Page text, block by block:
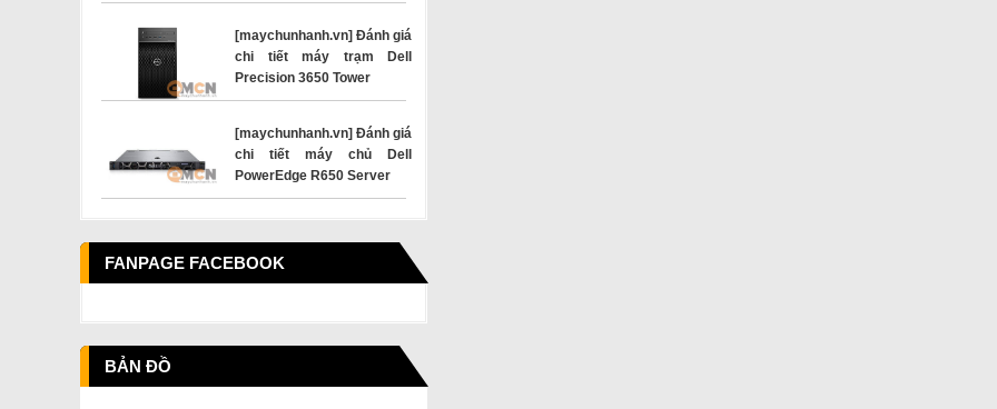
[maychunhanh.vn] Đánh giá
chi tiết máy trạm Dell
Precision 3650 Tower
[maychunhanh.vn] Đánh giá
chi tiết máy chủ Dell
PowerEdge R650 Server
FANPAGE FACEBOOK
BẢN ĐỒ